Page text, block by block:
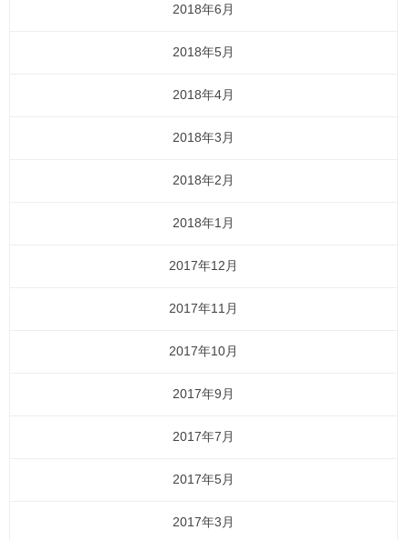
2018年6月
2018年5月
2018年4月
2018年3月
2018年2月
2018年1月
2017年12月
2017年11月
2017年10月
2017年9月
2017年7月
2017年5月
2017年3月